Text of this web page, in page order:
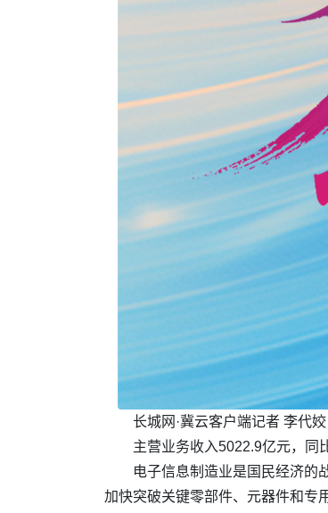
长城网·冀云客户端记者 李代姣
主营业务收入5022.9亿元，同
电子信息制造业是国民经济的
加快突破关键零部件、元器件和专